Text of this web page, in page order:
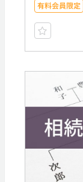
有料会員限定